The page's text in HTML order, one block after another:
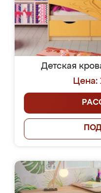
Детская
Цена: